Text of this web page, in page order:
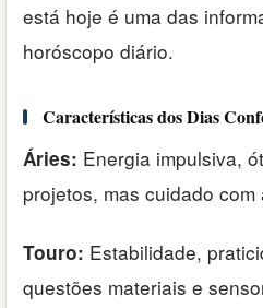
está hoje é uma das
horóscopo diário.
Características dos Dias
Áries: Energia impulsiva,
projetos, mas cuidado com
Touro: Estabilidade,
questões materiais e